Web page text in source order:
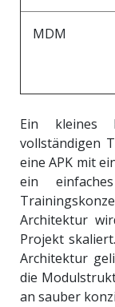
MDM
Ein kleines
vollständigen
eine APK mit
ein
Architektur
Projekt
Architektur
die
an sauber